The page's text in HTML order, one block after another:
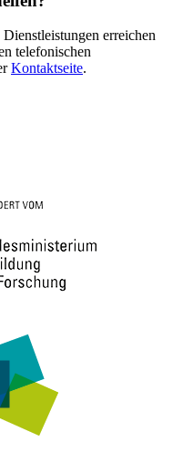
erreichen
telefonischen
Kontaktseite.